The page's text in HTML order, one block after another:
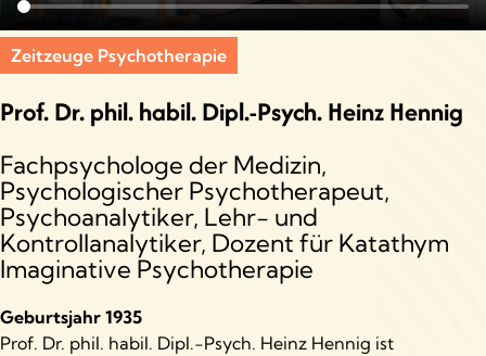
Zeitzeuge Psychotherapie
Prof. Dr. phil. habil. Dipl.-Psych. Heinz Hennig
Fachpsychologe der Medizin,
Psychologischer Psychotherapeut,
Psychoanalytiker, Lehr- und
Kontrollanalytiker, Dozent für Katathym
Imaginative Psychotherapie
Geburtsjahr 1935
Prof. Dr. phil. habil. Dipl.-Psych. Heinz Hennig ist